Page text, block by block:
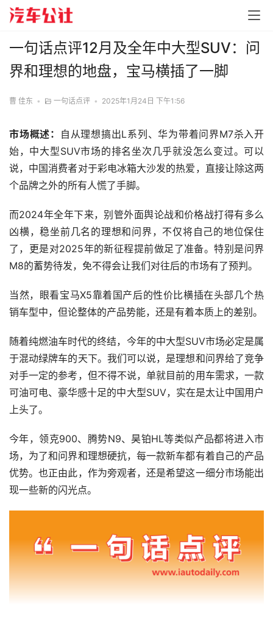
一句话点评12月及全年中大型SUV：问
界和理想的地盘，宝马横插了一脚
曹 佳东 • 一句话点评 • 2025年1月24日 下午1:56
市场概述：
自从理想搞出L系列、华为带着问界M7杀入开
始，中大型SUV市场的排名坐次几乎就没怎么变过。可以
说，中国消费者对于彩电冰箱大沙发的热爱，直接让除这两
个品牌之外的所有人慌了手脚。
而2024年全年下来，别管外面舆论战和价格战打得有多么
凶横，稳坐前几名的理想和问界，不仅将自己的地位保住
了，更是对2025年的新征程提前做足了准备。特别是问界
M8的蓄势待发，免不得会让我们对往后的市场有了预判。
当然，眼看宝马X5靠着国产后的性价比横插在头部几个热
销车型中，但论整体的产品势能，还是有着本质上的差别。
随着纯燃油车时代的终结，今年的中大型SUV市场必定是属
于混动绿牌车的天下。我们可以说，是理想和问界给了竞争
对手一定的参考，但不得不说，单就目前的用车需求，一款
可油可电、豪华感十足的中大型SUV，实在是太让中国用户
上头了。
今年，领克900、腾势N9、昊铂HL等类似产品都将进入市
场，为了和问界和理想硬抗，每一款新车都有着自己的产品
优势。也正由此，作为旁观者，还是希望这一细分市场能出
现一些新的闪光点。